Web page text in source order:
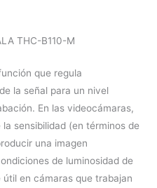
THC-B110-M
que regula
la señal para un nivel
En las videocámaras,
sensibilidad (en términos de
una imagen
de luminosidad de
en cámaras que trabajan